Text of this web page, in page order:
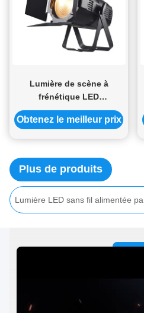
Lumière de scène à
frénétique LED
professionnel COB 2800K-
6300K Blanc frais IP20
Obtenez le meilleur prix
Plus de produits